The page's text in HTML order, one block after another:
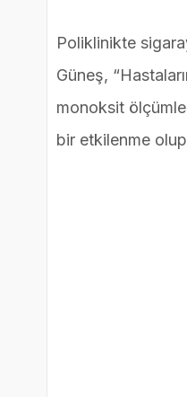
Poliklinikte
Güneş,
monoksit
bir etkilenme